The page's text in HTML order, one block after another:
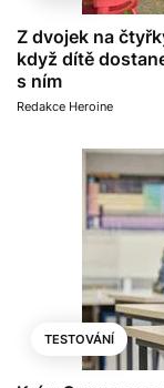
Z dvojek na
když dítě
s ním
Redakce Heroine
TESTOVÁNÍ